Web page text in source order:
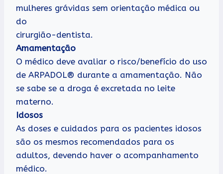
mulheres grávidas sem orientação médica ou
do
cirurgião-dentista.
Amamentação
O médico deve avaliar o risco/benefício do uso
de ARPADOL® durante a amamentação. Não
se sabe se a droga é excretada no leite
materno.
Idosos
As doses e cuidados para os pacientes idosos
são os mesmos recomendados para os
adultos, devendo haver o acompanhamento
médico.